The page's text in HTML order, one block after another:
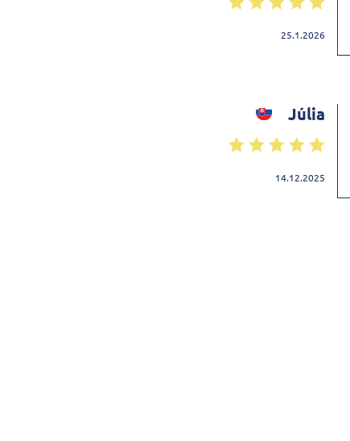
25.1.2026
Júlia
14.12.2025